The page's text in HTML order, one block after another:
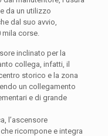
da un utilizzo
dal suo avvio,
corse.
inclinato per la
collega, infatti, il
storico e la zona
un collegamento
e di grande
l’ascensore
ricompone e integra